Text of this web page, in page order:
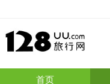
首页